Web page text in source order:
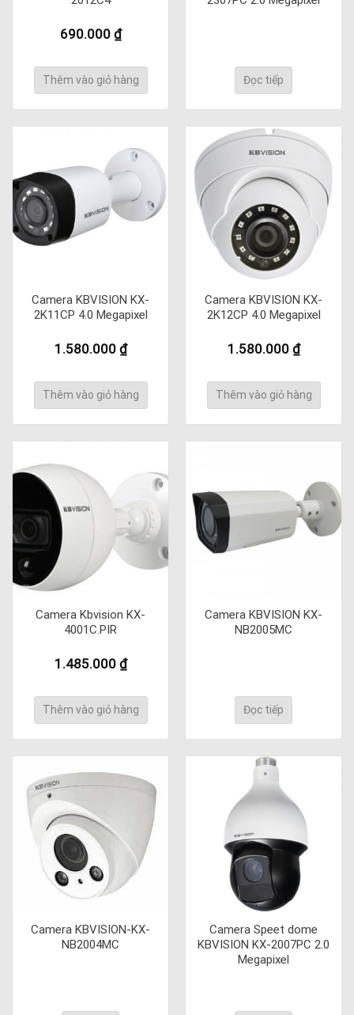
690.000 ₫
Thêm vào giỏ hàng Đọc tiếp
Camera KBVISION KX-
2K11CP 4.0 Megapixel
1.580.000 ₫
Thêm vào giỏ hàng
Camera KBVISION KX-
2K12CP 4.0 Megapixel
1.580.000 ₫
Thêm vào giỏ hàng
Camera Kbvision KX-
4001C.PIR
1.485.000 ₫
Thêm vào giỏ hàng
Camera KBVISION KX-
NB2005MC
Đọc tiếp
Camera KBVISION-KX-
NB2004MC
Camera Speet dome
KBVISION KX-2007PC 2.0
Megapixel